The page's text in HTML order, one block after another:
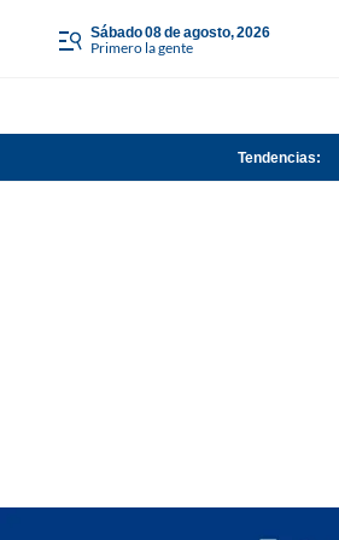
sábado 08 de agosto, 2026
Primero la gente
Tendencias: